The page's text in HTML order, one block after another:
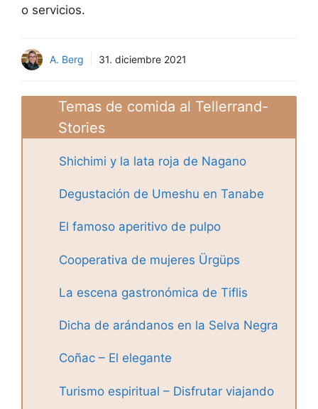
o servicios.
A. Berg 31. diciembre 2021
Temas de comida al Tellerrand-
Stories
Shichimi y la lata roja de Nagano
Degustación de Umeshu en Tanabe
El famoso aperitivo de pulpo
Cooperativa de mujeres Ürgüps
La escena gastronómica de Tiflis
Dicha de arándanos en la Selva Negra
Coñac – El elegante
Turismo espiritual – Disfrutar viajando